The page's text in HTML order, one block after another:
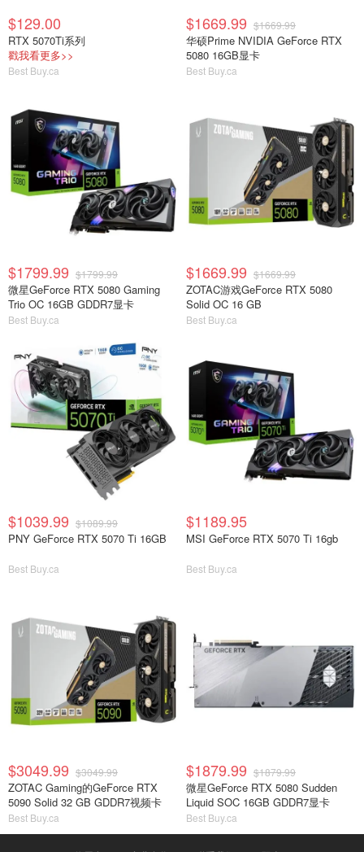
$129.00
RTX 5070Ti系列
戳我看更多>>
Best Buy.ca
$1669.99 $1669.99
华硕Prime NVIDIA GeForce RTX
5080 16GB显卡
Best Buy.ca
$1799.99 $1799.99
微星GeForce RTX 5080 Gaming
Trio OC 16GB GDDR7显卡
Best Buy.ca
$1669.99 $1669.99
ZOTAC游戏GeForce RTX 5080
Solid OC 16 GB
Best Buy.ca
$1039.99 $1089.99
PNY GeForce RTX 5070 Ti 16GB
Best Buy.ca
$1189.95
MSI GeForce RTX 5070 Ti 16gb
Best Buy.ca
$3049.99 $3049.99
ZOTAC Gaming的GeForce RTX
5090 Solid 32 GB GDDR7视频卡
Best Buy.ca
$1879.99 $1879.99
微星GeForce RTX 5080 Sudden
Liquid SOC 16GB GDDR7显卡
Best Buy.ca